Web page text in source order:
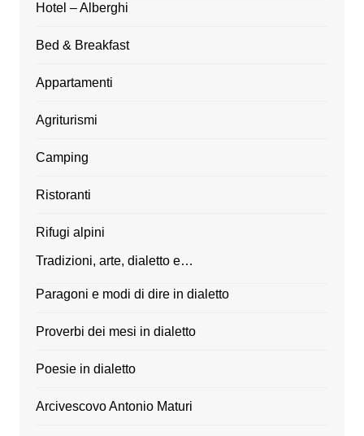
Hotel – Alberghi
Bed & Breakfast
Appartamenti
Agriturismi
Camping
Ristoranti
Rifugi alpini
Tradizioni, arte, dialetto e…
Paragoni e modi di dire in dialetto
Proverbi dei mesi in dialetto
Poesie in dialetto
Arcivescovo Antonio Maturi